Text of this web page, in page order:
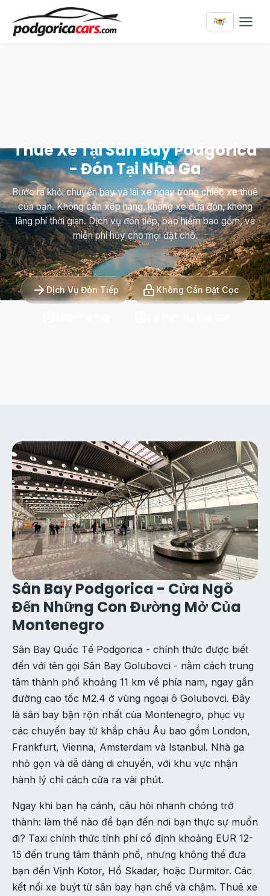
Thuê Xe Tại Sân Bay Podgorica
- Đón Tại Nhà Ga
Bước ra khỏi chuyến bay và lái xe ngay trong chiếc xe thuê
của bạn. Không cần xếp hàng, không xe đưa đón, không
lãng phí thời gian. Dịch vụ đón tiếp, bảo hiểm bao gồm, và
miễn phí hủy cho mọi đặt chỗ.
Dịch Vụ Đón Tiếp Không Cần Đặt Cọc
Sân Bay Podgorica - Cửa Ngõ
Đến Những Con Đường Mở Của
Montenegro
Sân Bay Quốc Tế Podgorica - chính thức được biết
đến với tên gọi Sân Bay Golubovci - nằm cách trung
tâm thành phố khoảng 11 km về phía nam, ngay gần
đường cao tốc M2.4 ở vùng ngoại ô Golubovci. Đây
là sân bay bận rộn nhất của Montenegro, phục vụ
các chuyến bay từ khắp châu Âu bao gồm London,
Frankfurt, Vienna, Amsterdam và Istanbul. Nhà ga
nhỏ gọn và dễ dàng di chuyển, với khu vực nhận
hành lý chỉ cách cửa ra vài phút.
Ngay khi bạn hạ cánh, câu hỏi nhanh chóng trở
thành: làm thế nào để bạn đến nơi bạn thực sự muốn
đi? Taxi chính thức tính phí cố định khoảng EUR 12-
15 đến trung tâm thành phố, nhưng không thể đưa
bạn đến Vịnh Kotor, Hồ Skadar, hoặc Durmitor. Các
kết nối xe buýt từ sân bay hạn chế và chậm. Thuê xe